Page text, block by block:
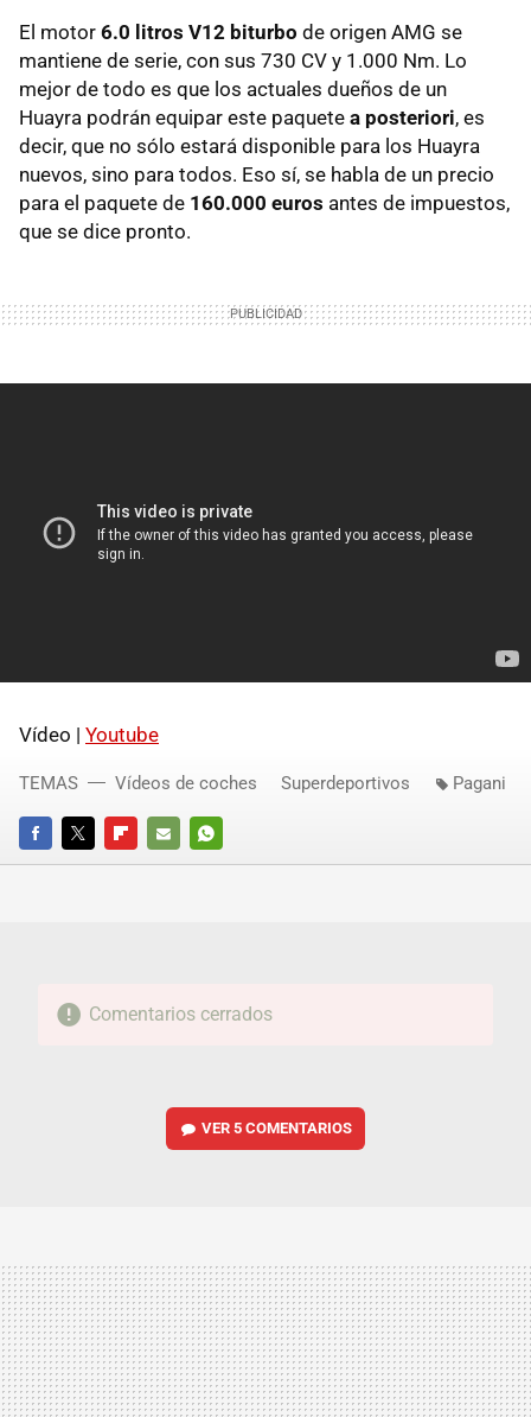
El motor 6.0 litros V12 biturbo de origen AMG se
mantiene de serie, con sus 730 CV y 1.000 Nm. Lo
mejor de todo es que los actuales dueños de un
Huayra podrán equipar este paquete a posteriori, es
decir, que no sólo estará disponible para los Huayra
nuevos, sino para todos. Eso sí, se habla de un precio
para el paquete de 160.000 euros antes de impuestos,
que se dice pronto.
Vídeo | Youtube
FACEBOOKTWITTERFLIPBOARD
E-
WHATSAPP
TEMAS Vídeos de coches Superdeportivos Pagani
Comentarios cerrados
VER5 COMENTARIOS